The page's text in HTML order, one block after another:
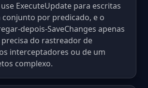
use ExecuteUpdate para escritas
conjunto por predicado, e o
depois-SaveChanges apenas
do rastreador de
interceptadores ou de um
complexo.